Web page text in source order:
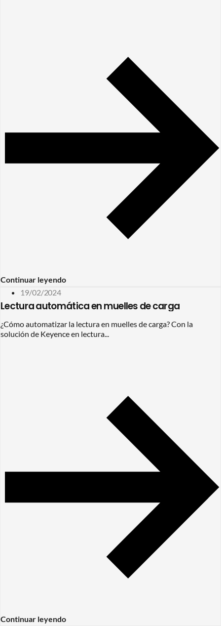
Continuar leyendo
19/02/2024
Lectura automática en muelles de carga
¿Cómo automatizar la lectura en muelles de carga? Con la
solución de Keyence en lectura...
Continuar leyendo